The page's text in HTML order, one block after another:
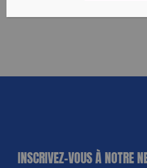
INSCRIVEZ-VOUS À NOTRE